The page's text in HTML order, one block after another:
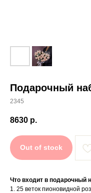
Подарочный
2345
8630 р.
Out of stock
Что входит в подарочный
1. 25 веток пионовидной